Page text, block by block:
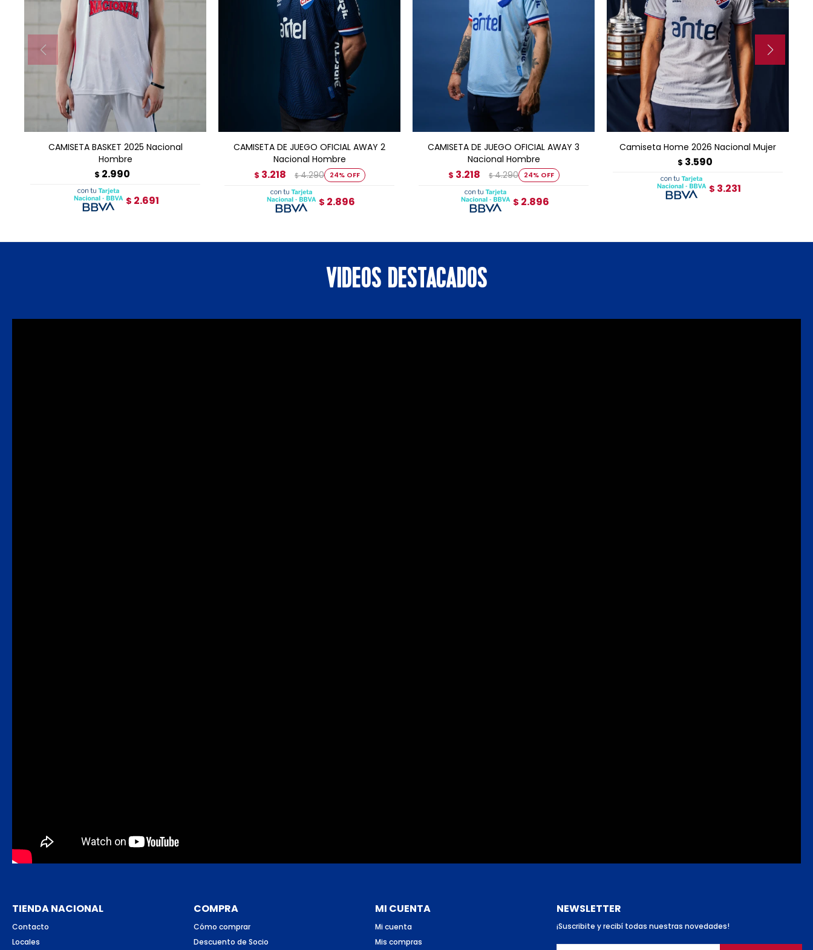
CAMISETA BASKET 2025 Nacional
Hombre
$ 2.990
$ 2.691
AGREGAR AL CARRITO
CAMISETA DE JUEGO OFICIAL AWAY 2
Nacional Hombre
$ 3.218 $ 4.290 24
$ 2.896
AGREGAR AL CARRITO
CAMISETA DE JUEGO OFICIAL AWAY 3
Nacional Hombre
$ 3.218 $ 4.290 24
$ 2.896
AGREGAR AL CARRITO
Camiseta Home 2026 Nacional Mujer
$ 3.590
$ 3.231
AGREGAR AL CARRITO
VIDEOS DESTACADOS
TIENDA NACIONAL
Contacto
Locales
COMPRA
Cómo comprar
Descuento de Socio
MI CUENTA
Mi cuenta
Mis compras
NEWSLETTER
¡Suscribite y recibí todas nuestras novedades!